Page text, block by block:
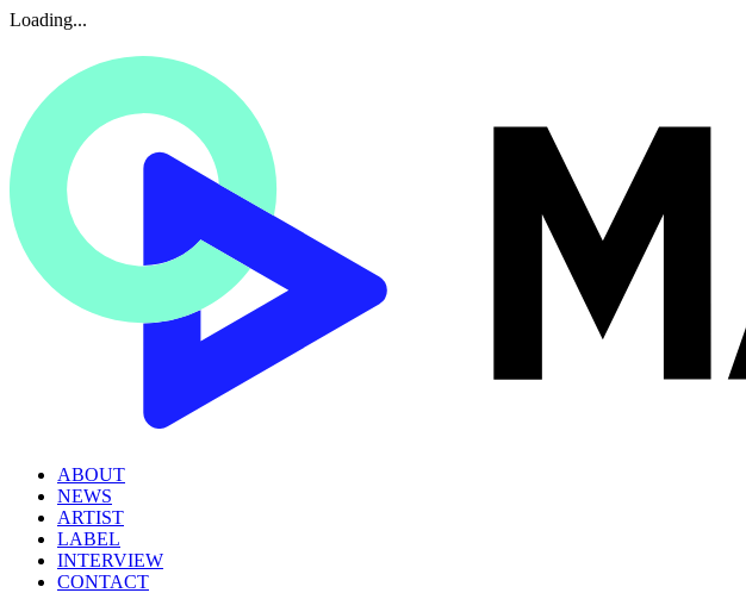
Loading...
ABOUT
NEWS
ARTIST
LABEL
INTERVIEW
CONTACT